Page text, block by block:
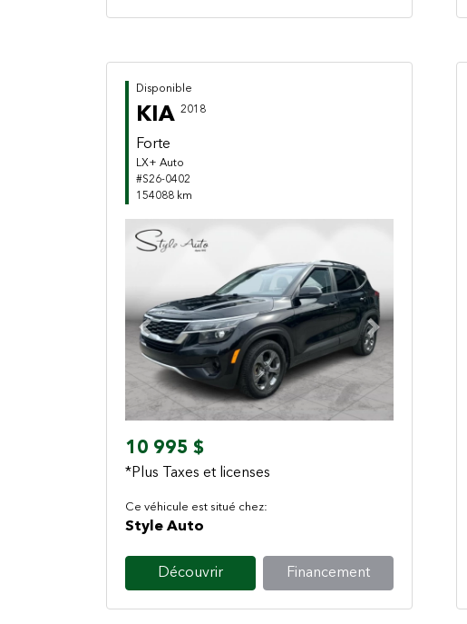
Disponible
KIA 2018
Forte
LX+ Auto
#S26-0402
154088 km
Previous Next
10 995 $
*Plus Taxes et licenses
Ce véhicule est situé chez:
Style Auto
Découvrir Financement